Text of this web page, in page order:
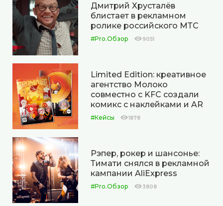
Дмитрий Хрусталёв
блистает в рекламном
ролике российского МТС
#Pro.Обзор 9051
Limited Edition: креативное
агентство Молоко
совместно с KFC создали
комикс с наклейками и AR
#Кейсы 1878
Рэпер, рокер и шансонье:
Тимати снялся в рекламной
кампании AliExpress
#Pro.Обзор 3808